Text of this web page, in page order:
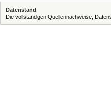
Datenstand
Die vollständigen Quellennachweise,